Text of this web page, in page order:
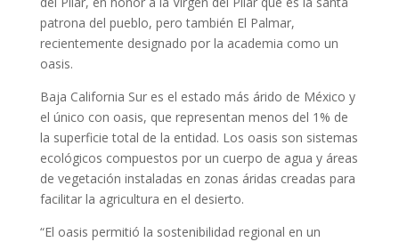
patrona del pueblo, pero también El Palmar,
recientemente designado por la academia como un
oasis.
Baja California Sur es el estado más árido de México y
el único con oasis, que representan menos del 1% de
la superficie total de la entidad. Los oasis son sistemas
ecológicos compuestos por un cuerpo de agua y áreas
de vegetación instaladas en zonas áridas creadas para
facilitar la agricultura en el desierto.
“El oasis permitió la sostenibilidad regional en un